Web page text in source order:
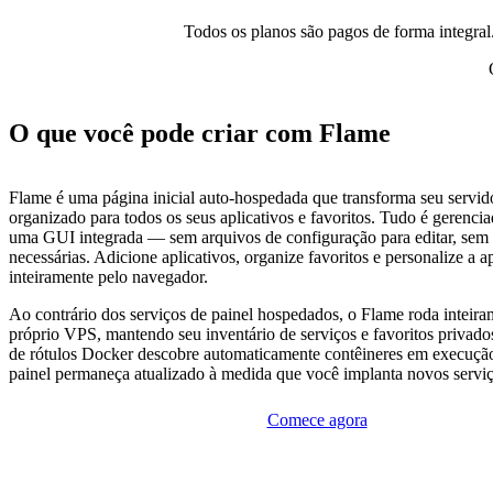
Todos os planos são pagos de forma
O que você pode criar com Flame
Flame é uma página inicial auto-hospedada que transforma seu
organizado para todos os seus aplicativos e favoritos. Tudo é
uma GUI integrada — sem arquivos de configuração para editar, sem
necessárias. Adicione aplicativos, organize favoritos e personalize a
inteiramente pelo navegador.
Ao contrário dos serviços de painel hospedados, o Flame roda
próprio VPS, mantendo seu inventário de serviços e favoritos
de rótulos Docker descobre automaticamente contêineres em
painel permaneça atualizado à medida que você implanta novos
Comece agora